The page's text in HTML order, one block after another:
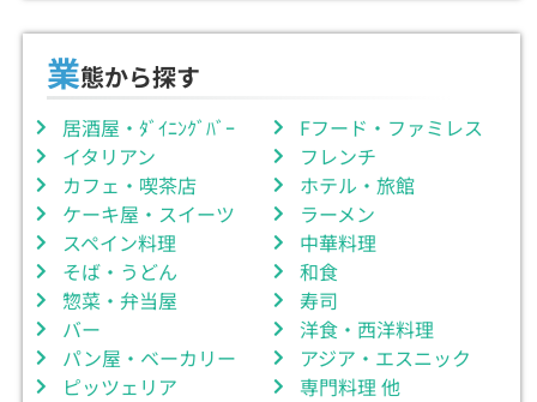
業態から探す
居酒屋・ﾀﾞｲﾆﾝｸﾞﾊﾞｰ
イタリアン
カフェ・喫茶店
ケーキ屋・スイーツ
スペイン料理
そば・うどん
惣菜・弁当屋
バー
パン屋・ベーカリー
ピッツェリア
Fフード・ファミレス
フレンチ
ホテル・旅館
ラーメン
中華料理
和食
寿司
洋食・西洋料理
アジア・エスニック
専門料理 他